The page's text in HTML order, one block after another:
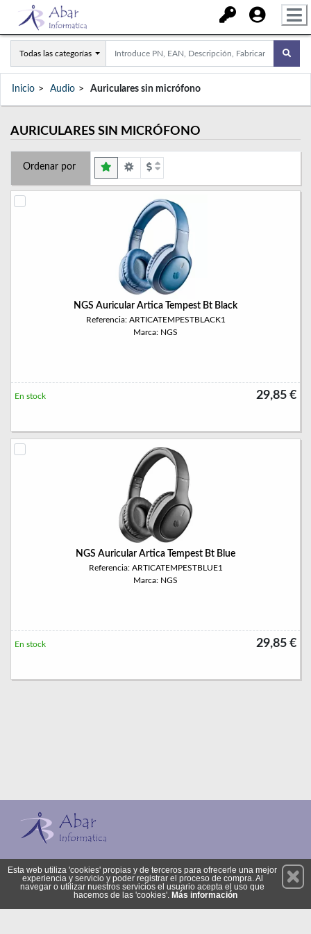
Todas las categorías
Inicio Audio Auriculares sin micrófono
AURICULARES SIN MICRÓFONO
Ordenar por
NGS Auricular Artica Tempest Bt Black
Referencia: ARTICATEMPESTBLACK1
Marca: NGS
29,85 €
En stock
NGS Auricular Artica Tempest Bt Blue
Referencia: ARTICATEMPESTBLUE1
Marca: NGS
29,85 €
En stock
Suscríbete
Esta web utiliza 'cookies' propias y de terceros para ofrecerle una mejor
experiencia y servicio y poder registrar el proceso de compra. Al
navegar o utilizar nuestros servicios el usuario acepta el uso que
hacemos de las 'cookies'. Más información